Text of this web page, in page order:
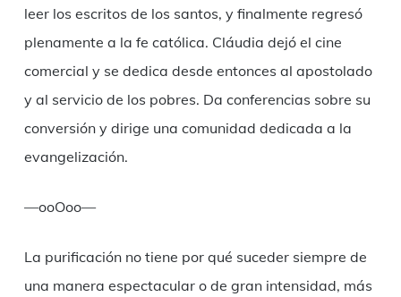
leer los escritos de los santos, y finalmente regresó
plenamente a la fe católica. Cláudia dejó el cine
comercial y se dedica desde entonces al apostolado
y al servicio de los pobres. Da conferencias sobre su
conversión y dirige una comunidad dedicada a la
evangelización.
—ooOoo—
La purificación no tiene por qué suceder siempre de
una manera espectacular o de gran intensidad, más